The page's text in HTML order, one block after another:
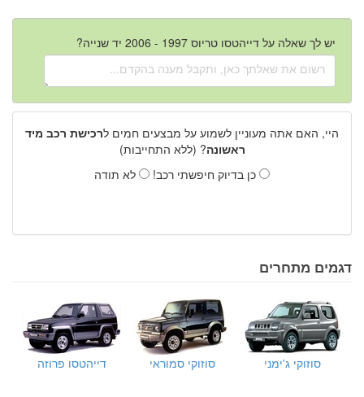
יש לך שאלה על דייהטסו טריוס 1997 - 2006 יד שנייה?
היי, האם אתה מעוניין לשמוע על מבצעים חמים לרכישת רכב מיד
ראשונה? (ללא התחייבות)
כן בדיוק חיפשתי רכב!
לא תודה
דגמים מתחרים
סוזוקי ג'ימני סוזוקי סמוראי דייהטסו פרוזה